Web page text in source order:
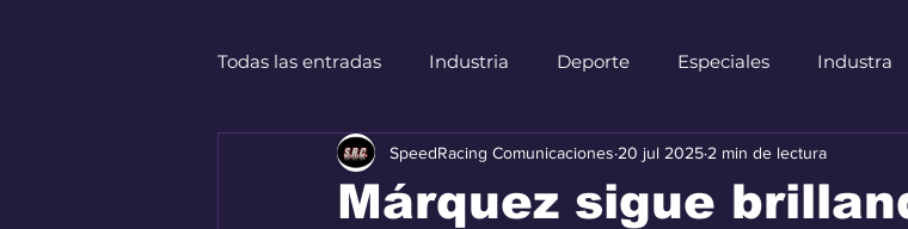
Todas las entradas Industria Deporte Especiales Industra
Márquez sigue
SpeedRacing Comunicaciones 20 jul 2025 2 min de lectura